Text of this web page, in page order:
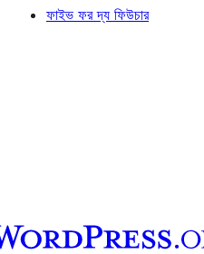
ফাইভ ফর দ্য ফিউচার